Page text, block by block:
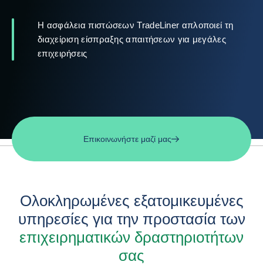
Η ασφάλεια πιστώσεων TradeLiner απλοποιεί τη
διαχείριση είσπραξης απαιτήσεων για μεγάλες
επιχειρήσεις
Επικοινωνήστε μαζί μας
Ολοκληρωμένες εξατομικευμένες
υπηρεσίες για την προστασία των
επιχειρηματικών δραστηριοτήτων
σας